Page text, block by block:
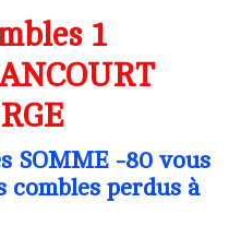
1
SOMME -80 vous
combles perdus à